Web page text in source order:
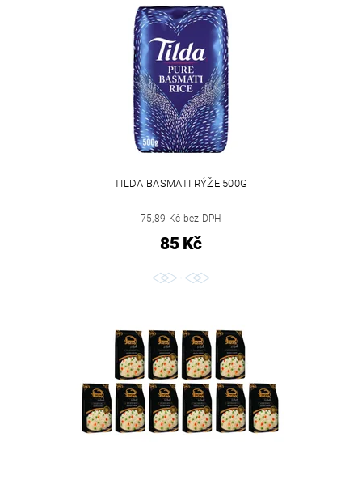
TILDA BASMATI RÝŽE 500G
75,89 Kč bez DPH
85 Kč